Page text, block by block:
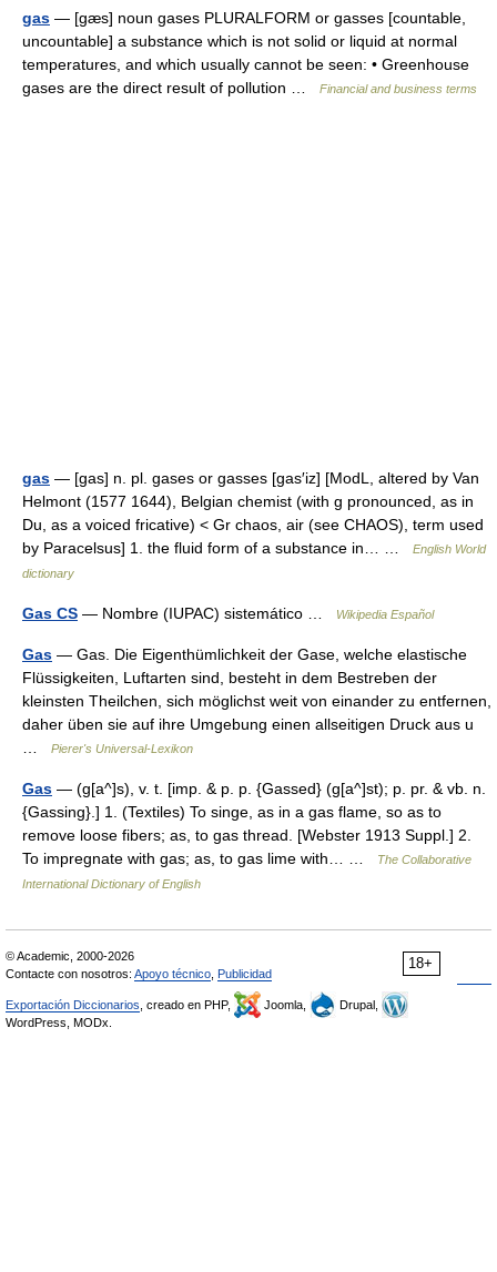
gas — [gæs] noun gases PLURALFORM or gasses [countable,
uncountable] a substance which is not solid or liquid at normal
temperatures, and which usually cannot be seen: • Greenhouse
gases are the direct result of pollution …
Financial and business terms
gas — [gas] n. pl. gases or gasses [gas′iz] [ModL, altered by Van
Helmont (1577 1644), Belgian chemist (with g pronounced, as in
Du, as a voiced fricative) < Gr chaos, air (see CHAOS), term used
by Paracelsus] 1. the fluid form of a substance in… …
English World
dictionary
Gas CS — Nombre (IUPAC) sistemático … Wikipedia Español
Gas — Gas. Die Eigenthümlichkeit der Gase, welche elastische
Flüssigkeiten, Luftarten sind, besteht in dem Bestreben der
kleinsten Theilchen, sich möglichst weit von einander zu entfernen,
daher üben sie auf ihre Umgebung einen allseitigen Druck aus u
Pierer's Universal-Lexikon
Gas — (g[a^]s), v. t. [imp. & p. p. {Gassed} (g[a^]st); p. pr. & vb. n.
{Gassing}.] 1. (Textiles) To singe, as in a gas flame, so as to
remove loose fibers; as, to gas thread. [Webster 1913 Suppl.] 2.
To impregnate with gas; as, to gas lime with… …
The Collaborative
International Dictionary of English
18+
© Academic, 2000-2026
Contacte con nosotros: Apoyo técnico Publicidad
Exportación Diccionarios , creado en PHP, Joomla,
Drupal,
WordPress, MODx.